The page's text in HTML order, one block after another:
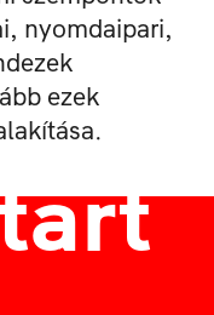
nyomdaipari,
ezek